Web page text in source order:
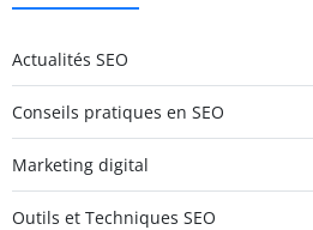
Actualités SEO
Conseils pratiques en SEO
Marketing digital
Outils et Techniques SEO